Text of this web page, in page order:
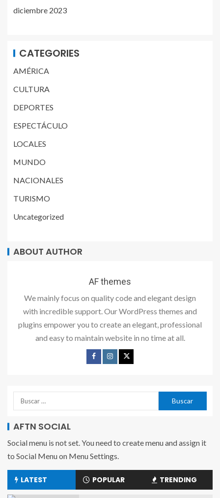
diciembre 2023
CATEGORIES
AMÉRICA
CULTURA
DEPORTES
ESPECTÁCULO
LOCALES
MUNDO
NACIONALES
TURISMO
Uncategorized
ABOUT AUTHOR
AF themes
We mainly focus on quality code and elegant design
with incredible support. Our WordPress themes and
plugins empower you to create an elegant, professional
and easy to maintain website in no time at all.
AFTN SOCIAL
Social menu is not set. You need to create menu and assign it
to Social Menu on Menu Settings.
LATEST POPULAR TRENDING